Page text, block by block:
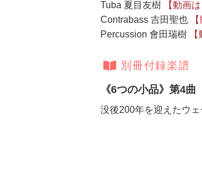
Tuba 夏目友樹
【動画
Contrabass 吉田聖也
Percussion 會田瑞樹
別冊付録楽譜
《6つの小品》第4
没後200年を迎えたウ